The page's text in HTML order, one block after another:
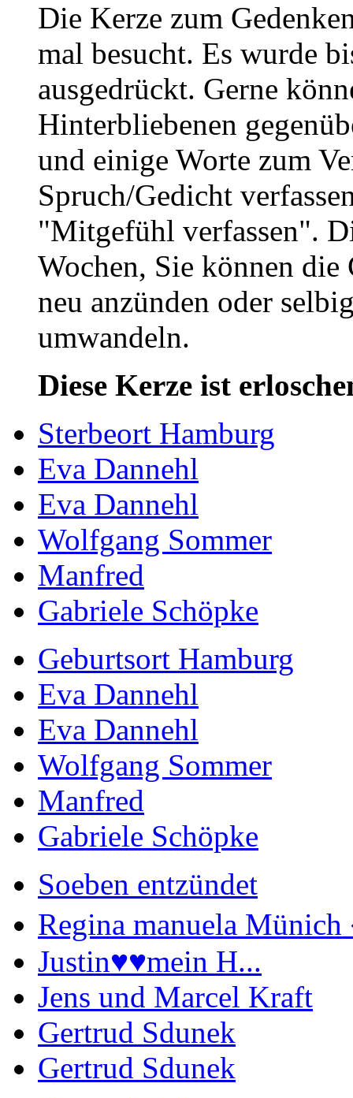
Die Kerze zum
mal besucht. Es wurde
ausgedrückt. Gerne
Hinterbliebenen
und einige Worte zum
Spruch/Gedicht
"Mitgefühl verfassen".
Wochen, Sie können die
neu anzünden oder
umwandeln.
Diese Kerze ist
Sterbeort Hamburg
Eva Dannehl
Eva Dannehl
Wolfgang Sommer
Manfred
Gabriele Schöpke
Geburtsort Hamburg
Eva Dannehl
Eva Dannehl
Wolfgang Sommer
Manfred
Gabriele Schöpke
Soeben entzündet
Regina manuela
Justin♥️♥️mein H...
Jens und Marcel Kraft
Gertrud Sdunek
Gertrud Sdunek